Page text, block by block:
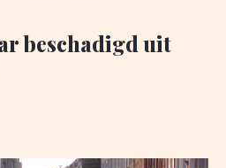
beschadigd uit